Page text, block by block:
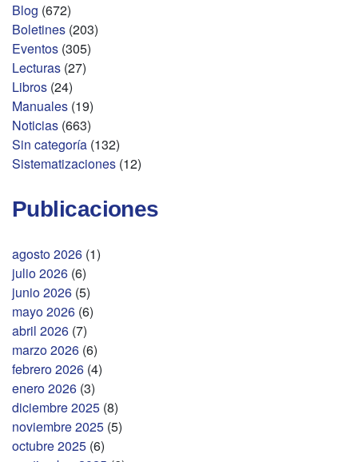
Blog (672)
Boletines (203)
Eventos (305)
Lecturas (27)
Libros (24)
Manuales (19)
Noticias (663)
Sin categoría (132)
Sistematizaciones (12)
Publicaciones
agosto 2026 (1)
julio 2026 (6)
junio 2026 (5)
mayo 2026 (6)
abril 2026 (7)
marzo 2026 (6)
febrero 2026 (4)
enero 2026 (3)
diciembre 2025 (8)
noviembre 2025 (5)
octubre 2025 (6)